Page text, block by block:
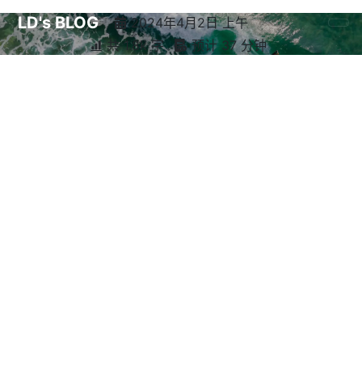
LD's BLOG
2024年4月2日 上午
共 1.8k 字
预计 37 分钟